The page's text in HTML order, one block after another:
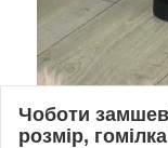
Чоботи
розмір,